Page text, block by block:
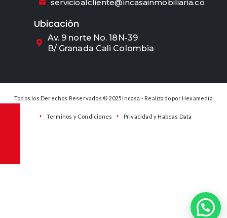
servicioalcliente@incasainmobiliaria.co
Ubicación
Av. 9 norte No. 18N-39
B/ Granada Cali Colombia
Todos los Derechos Reservados © 2025 Incasa - Realizado por Hexamedia
Terminos y Condiciones Privacidad y Habeas Data